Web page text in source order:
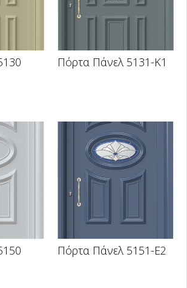
Πόρτα Πάνελ 5131-K1
Πόρτα Πάνελ 5151-E2